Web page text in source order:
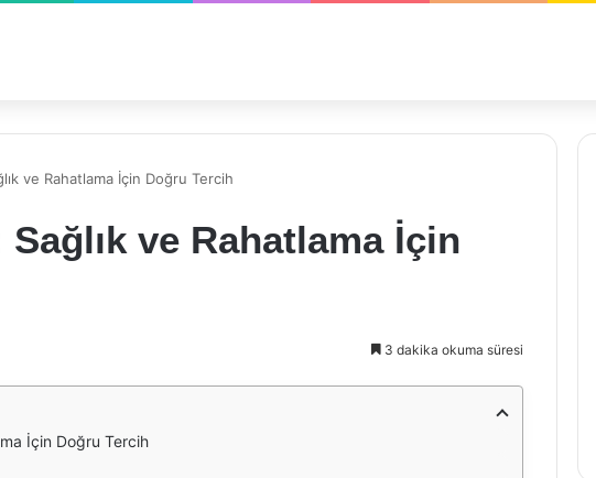
ve Rahatlama İçin Doğru Tercih
Sağlık ve Rahatlama İçin
3 dakika okuma süresi
İçin Doğru Tercih